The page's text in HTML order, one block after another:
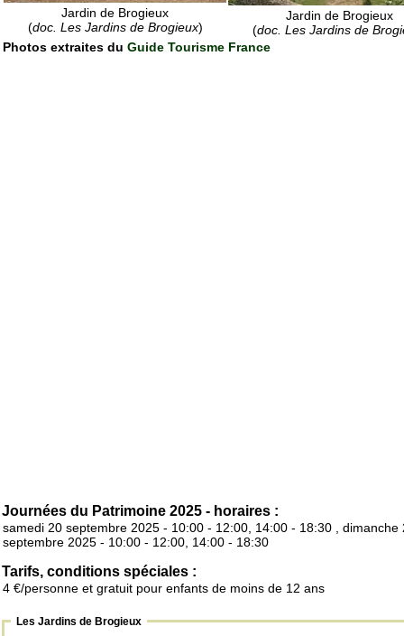
Jardin de Brogieux
(doc. Les Jardins de Brogieux)
Jardin de Brogieux
(doc. Les Jardins de
Photos extraites du Guide Tourisme France
Journées du Patrimoine 2025 - horaires :
samedi 20 septembre 2025 - 10:00 - 12:00, 14:00 - 18:30 , dimanche
septembre 2025 - 10:00 - 12:00, 14:00 - 18:30
Tarifs, conditions spéciales :
4 €/personne et gratuit pour enfants de moins de 12 ans
Les Jardins de Brogieux